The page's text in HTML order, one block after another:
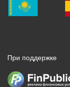
При поддержке